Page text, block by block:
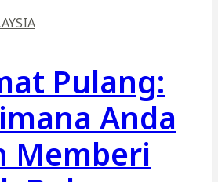
Pulang:
Anda
Memberi